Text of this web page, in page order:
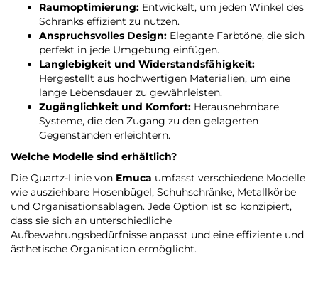
Raumoptimierung: Entwickelt, um jeden Winkel des
Schranks effizient zu nutzen.
Anspruchsvolles Design: Elegante Farbtöne, die sich
perfekt in jede Umgebung einfügen.
Langlebigkeit und Widerstandsfähigkeit:
Hergestellt aus hochwertigen Materialien, um eine
lange Lebensdauer zu gewährleisten.
Zugänglichkeit und Komfort: Herausnehmbare
Systeme, die den Zugang zu den gelagerten
Gegenständen erleichtern.
Welche Modelle sind erhältlich?
Die Quartz-Linie von Emuca umfasst verschiedene Modelle
wie ausziehbare Hosenbügel, Schuhschränke, Metallkörbe
und Organisationsablagen. Jede Option ist so konzipiert,
dass sie sich an unterschiedliche
Aufbewahrungsbedürfnisse anpasst und eine effiziente und
ästhetische Organisation ermöglicht.